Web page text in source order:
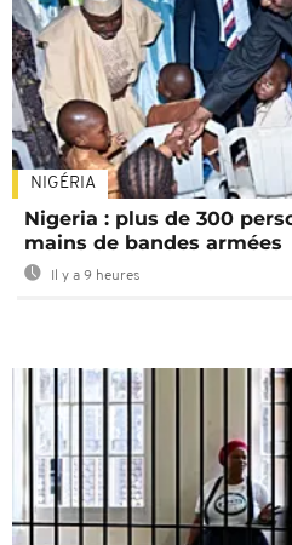
NIGÉRIA
Nigeria : plus de 300
mains de bandes armées
Il y a 9 heures